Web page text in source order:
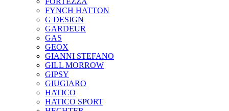
FYNCH HATTON
G DESIGN
GARDEUR
GAS
GEOX
GIANNI STEFANO
GILL MORROW
GIPSY
GIUGIARO
HATICO
HATICO SPORT